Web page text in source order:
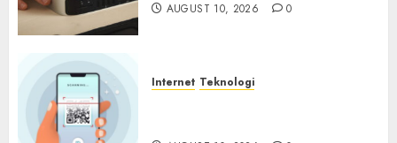
AUGUST 10, 2026 0
Internet Teknologi